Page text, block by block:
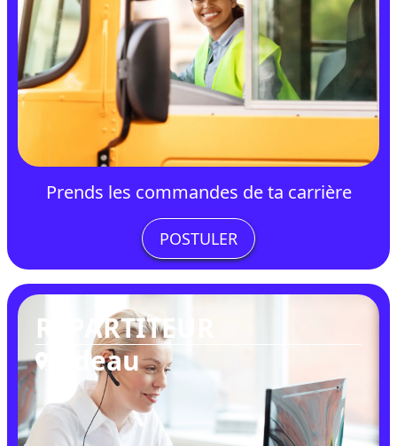
Prends les commandes de ta carrière
POSTULER
RÉPARTITEUR
Rideau